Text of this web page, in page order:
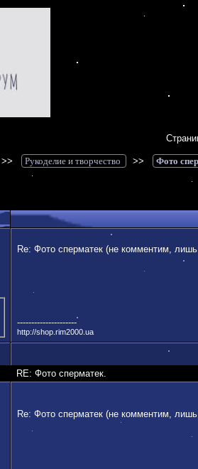
>> Рукоделие и творчество >> Фото
Re: Фото сперматек (не комментим,
---------------------
http://shop.rim2000.ua
RE: Фото сперматек.
Re: Фото сперматек (не комментим,